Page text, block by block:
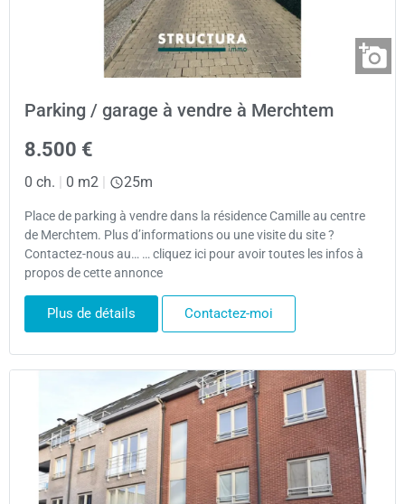
Parking / garage à vendre à Merchtem
8.500 €
0 ch. 0 m2 25m
Place de parking à vendre dans la résidence Camille au centre
de Merchtem. Plus d’informations ou une visite du site ?
Contactez-nous au… … cliquez ici pour avoir toutes les infos à
propos de cette annonce
Plus de détails Contactez-moi